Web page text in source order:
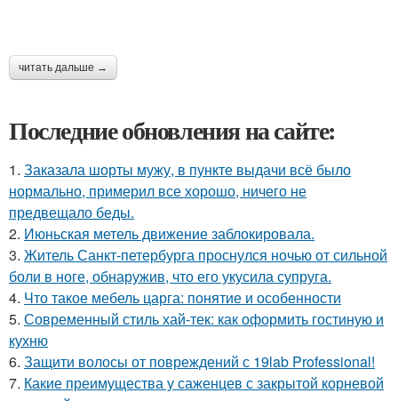
читать дальше →
Последние обновления на сайте:
1. Заказала шорты мужу, в пункте выдачи всё было
нормально, примерил все хорошо, ничего не
предвещало беды.
2. Июньская метель движение заблокировала.
3. Житель Санкт-петербурга проснулся ночью от сильной
боли в ноге, обнаружив, что его укусила супруга.
4. Что такое мебель царга: понятие и особенности
5. Современный стиль хай-тек: как оформить гостиную и
кухню
6. Защити волосы от повреждений с 19lab Professional!
7. Какие преимущества у саженцев с закрытой корневой